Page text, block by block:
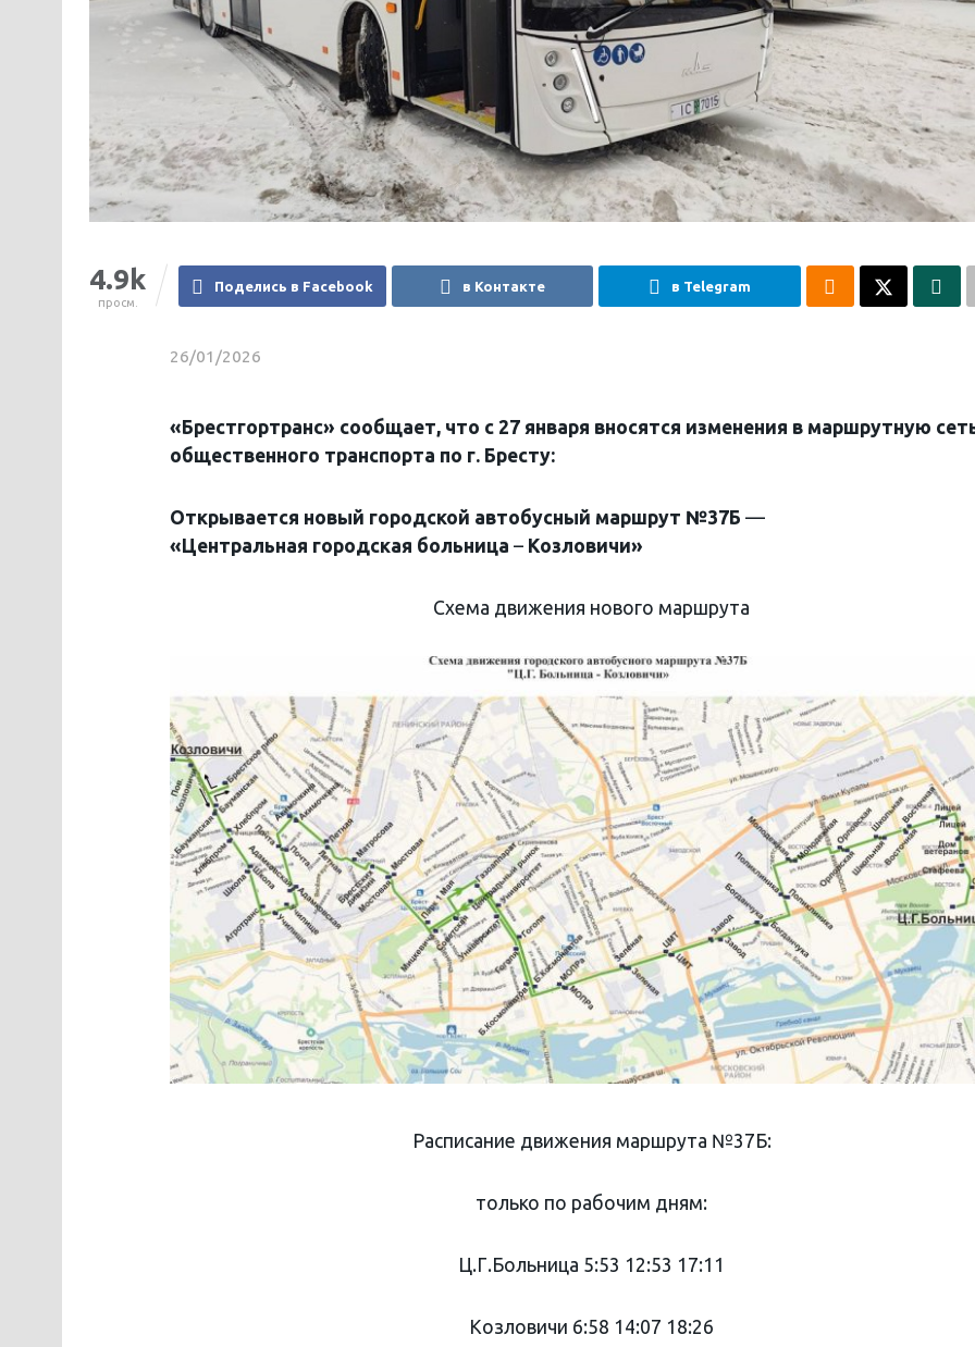
4.9k
просм.
Поделись в Facebook в Контакте в Telegram
26/01/2026
«Брестгортранс» сообщает, что с 27 января вносятся изменения в маршрутную
общественного транспорта по г. Бресту:
Открывается новый городской автобусный маршрут №37Б —
«Центральная городская больница – Козловичи»
Схема движения нового маршрута
Расписание движения маршрута №37Б:
только по рабочим дням:
Ц.Г.Больница 5:53 12:53 17:11
Козловичи 6:58 14:07 18:26